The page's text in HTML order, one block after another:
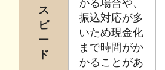
ス
ピ
ー
ド
かる場合や、
振込対応が多
いため現金化
まで時間がか
かることがあ